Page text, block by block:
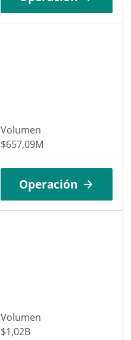
Volumen
$657,09M
Operación
Volumen
$1,02B